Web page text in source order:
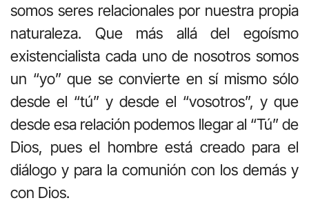
somos seres relacionales por nuestra propia
naturaleza. Que más allá del egoísmo
existencialista cada uno de nosotros somos
un “yo” que se convierte en sí mismo sólo
desde el “tú” y desde el “vosotros”, y que
desde esa relación podemos llegar al “Tú” de
Dios, pues el hombre está creado para el
diálogo y para la comunión con los demás y
con Dios.